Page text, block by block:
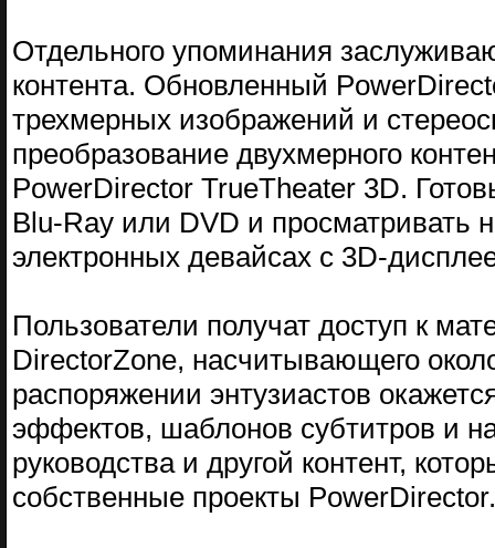
Отдельного упоминания
контента. Обновленный
трехмерных изображений и
преобразование двухмерного
PowerDirector TrueTheater 3D.
Blu-Ray или DVD и просматривать
электронных девайсах с 3D-
Пользователи получат доступ к
DirectorZone, насчитывающего
распоряжении энтузиастов
эффектов, шаблонов субтитров и
руководства и другой контент,
собственные проекты PowerDirector.